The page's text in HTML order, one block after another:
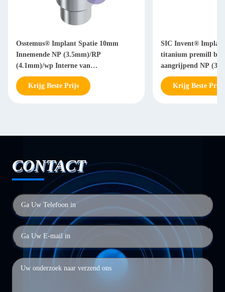
Osstemus® Implant Spatie 10mm
Innemende NP (3.5mm)/RP
(4.1mm)/wp Interne van
Titaniumpremill (5.1mm)
Krijg Beste Prijs
SIC Invent®
titanium premill
aangrijpend NP
mm)
Krijg Beste Prijs
CONTACT